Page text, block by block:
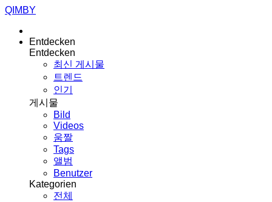
QIMBY
Entdecken
Entdecken
최신 게시물
트렌드
인기
게시물
Bild
Videos
움짤
Tags
앨범
Benutzer
Kategorien
전체